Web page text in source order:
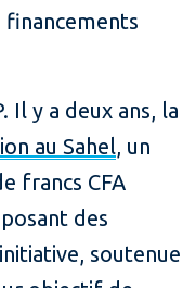
financements
Il y a deux ans, la
au Sahel, un
francs CFA
des
soutenue